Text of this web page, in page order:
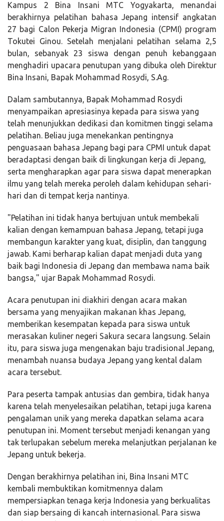
Kampus 2 Bina Insani MTC Yogyakarta, menandai
berakhirnya pelatihan bahasa Jepang intensif angkatan
27 bagi Calon Pekerja Migran Indonesia (CPMI) program
Tokutei Ginou. Setelah menjalani pelatihan selama 2,5
bulan, sebanyak 23 siswa dengan penuh kebanggaan
menghadiri upacara penutupan yang dibuka oleh Direktur
Bina Insani, Bapak Mohammad Rosydi, S.Ag.
Dalam sambutannya, Bapak Mohammad Rosydi
menyampaikan apresiasinya kepada para siswa yang
telah menunjukkan dedikasi dan komitmen tinggi selama
pelatihan. Beliau juga menekankan pentingnya
penguasaan bahasa Jepang bagi para CPMI untuk dapat
beradaptasi dengan baik di lingkungan kerja di Jepang,
serta mengharapkan agar para siswa dapat menerapkan
ilmu yang telah mereka peroleh dalam kehidupan sehari-
hari dan di tempat kerja nantinya.
"Pelatihan ini tidak hanya bertujuan untuk membekali
kalian dengan kemampuan bahasa Jepang, tetapi juga
membangun karakter yang kuat, disiplin, dan tanggung
jawab. Kami berharap kalian dapat menjadi duta yang
baik bagi Indonesia di Jepang dan membawa nama baik
bangsa," ujar Bapak Mohammad Rosydi.
Acara penutupan ini diakhiri dengan acara makan
bersama yang menyajikan makanan khas Jepang,
memberikan kesempatan kepada para siswa untuk
merasakan kuliner negeri Sakura secara langsung. Selain
itu, para siswa juga mengenakan baju tradisional Jepang,
menambah nuansa budaya Jepang yang kental dalam
acara tersebut.
Para peserta tampak antusias dan gembira, tidak hanya
karena telah menyelesaikan pelatihan, tetapi juga karena
pengalaman unik yang mereka dapatkan selama acara
penutupan ini. Moment tersebut menjadi kenangan yang
tak terlupakan sebelum mereka melanjutkan perjalanan ke
Jepang untuk bekerja.
Dengan berakhirnya pelatihan ini, Bina Insani MTC
kembali membuktikan komitmennya dalam
mempersiapkan tenaga kerja Indonesia yang berkualitas
dan siap bersaing di kancah internasional. Para siswa